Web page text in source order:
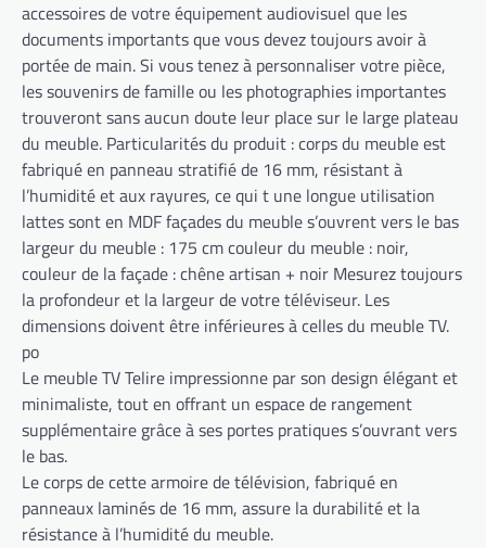
accessoires de votre équipement audiovisuel que les
documents importants que vous devez toujours avoir à
portée de main. Si vous tenez à personnaliser votre pièce,
les souvenirs de famille ou les photographies importantes
trouveront sans aucun doute leur place sur le large plateau
du meuble. Particularités du produit : corps du meuble est
fabriqué en panneau stratifié de 16 mm, résistant à
l’humidité et aux rayures, ce qui t une longue utilisation
lattes sont en MDF façades du meuble s’ouvrent vers le bas
largeur du meuble : 175 cm couleur du meuble : noir,
couleur de la façade : chêne artisan + noir Mesurez toujours
la profondeur et la largeur de votre téléviseur. Les
dimensions doivent être inférieures à celles du meuble TV.
po
Le meuble TV Telire impressionne par son design élégant et
minimaliste, tout en offrant un espace de rangement
supplémentaire grâce à ses portes pratiques s’ouvrant vers
le bas.
Le corps de cette armoire de télévision, fabriqué en
panneaux laminés de 16 mm, assure la durabilité et la
résistance à l’humidité du meuble.